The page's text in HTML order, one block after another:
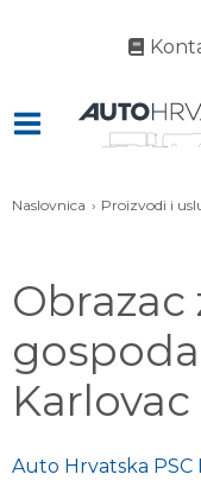
Naslovnica Proizvodi i
Obrazac
Karlovac
Auto Hrvatska PSC